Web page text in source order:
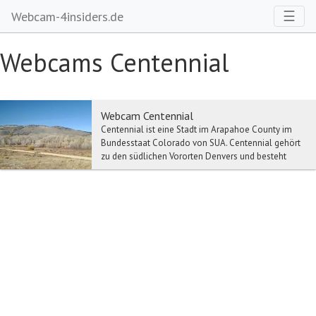
Webcam-4insiders.de ☰
Webcams Centennial
Webcam Centennial
Centennial ist eine Stadt im Arapahoe County im
Bundesstaat Colorado von SUA. Centennial gehört
zu den südlichen Vororten Denvers und besteht
weitg...